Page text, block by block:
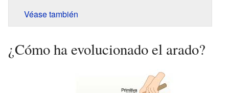
Véase también
¿Cómo ha evolucionado el arado?